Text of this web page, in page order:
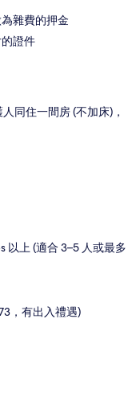
雜費的押金
證件
同住一間房 (不加床)，
以上 (適合 3–5 人或最多
，有出入禮遇)